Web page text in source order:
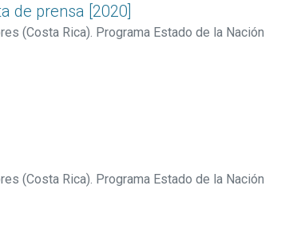
de prensa [2020]
(Costa Rica). Programa Estado de la Nación
(Costa Rica). Programa Estado de la Nación